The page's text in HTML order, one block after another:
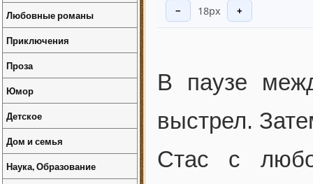
− 18px +
В паузе
выстрел.
Стас с
Любовные романы
Приключения
Проза
Юмор
Детское
Дом и семья
Наука, Образование